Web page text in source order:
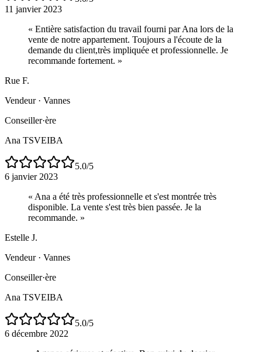
11 janvier 2023
« Entière satisfaction du travail fourni par Ana lors de la
vente de notre appartement. Toujours a l'écoute de la
demande du client,très impliquée et professionnelle. Je
recommande fortement. »
Rue F.
Vendeur· Vannes
Conseiller·ère
Ana TSVEIBA
5.0/5
6 janvier 2023
« Ana a été très professionnelle et s'est montrée très
disponible. La vente s'est très bien passée. Je la
recommande. »
Estelle J.
Vendeur· Vannes
Conseiller·ère
Ana TSVEIBA
5.0/5
6 décembre 2022